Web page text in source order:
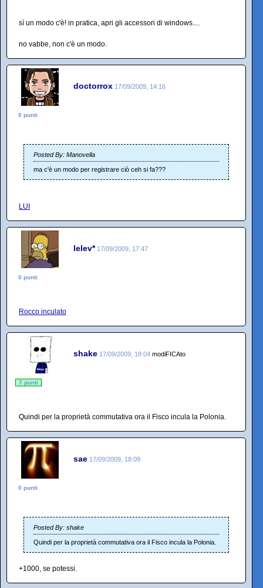
sì un modo c'è! in pratica, apri gli accessori di windows....
no vabbe, non c'è un modo.
doctorrox 17/09/2009, 14:16
0 punti
Posted By: Manovella
ma c'è un modo per registrare ciò ceh si fa???
LUI
lelev* 17/09/2009, 17:47
0 punti
Rocco inculato
shake 17/09/2009, 18:04 modiFICAto
7 punti
Quindi per la proprietà commutativa ora il Fisco incula la Polonia.
sae 17/09/2009, 18:09
0 punti
Posted By: shake
Quindi per la proprietà commutativa ora il Fisco incula la Polonia.
+1000, se potessi.